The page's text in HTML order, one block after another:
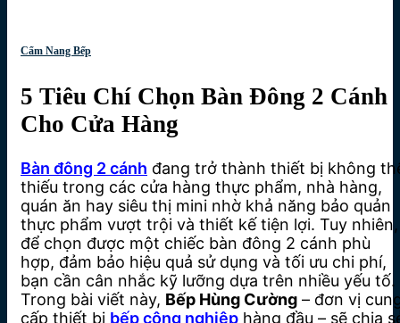
Cẩm Nang Bếp
5 Tiêu Chí Chọn Bàn Đông 2 Cánh
Cho Cửa Hàng
Bàn đông 2 cánh đang trở thành thiết bị không
thiếu trong các cửa hàng thực phẩm, nhà hàng,
quán ăn hay siêu thị mini nhờ khả năng bảo quản
thực phẩm vượt trội và thiết kế tiện lợi. Tuy nhiên,
để chọn được một chiếc bàn đông 2 cánh phù
hợp, đảm bảo hiệu quả sử dụng và tối ưu chi phí,
bạn cần cân nhắc kỹ lưỡng dựa trên nhiều yếu tố.
Trong bài viết này, Bếp Hùng Cường – đơn vị
cấp thiết bị bếp công nghiệp hàng đầu – sẽ chia